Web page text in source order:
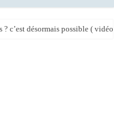
c’est désormais possible (